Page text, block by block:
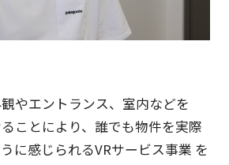
やエントランス、室内などを
ことにより、誰でも物件を実際
に感じられるVRサービス事業 を